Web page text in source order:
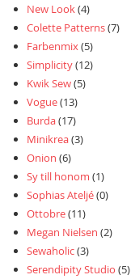
New Look(4)
Colette Patterns(7)
Farbenmix(5)
Simplicity(12)
Kwik Sew(5)
Vogue(13)
Burda(17)
Minikrea(3)
Onion (6)
Sy till honom (1)
Sophias Ateljé(0)
Ottobre(11)
Megan Nielsen (2)
Sewaholic(3)
Serendipity Studio (5)